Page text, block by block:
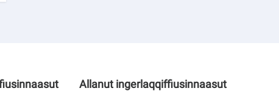
Allanut ingerlaqqiffiusinnaasut